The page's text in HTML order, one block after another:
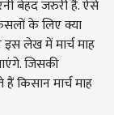
बेहद जरुरी है. ऐसे
के लिए क्या
लेख में मार्च माह
जिसकी
किसान मार्च माह